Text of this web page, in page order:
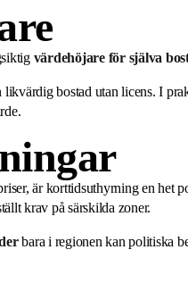
värdehöjare för själva
bostad utan licens. I
är korttidsuthyrning en het
krav på särskilda zoner.
bara i regionen kan politiska